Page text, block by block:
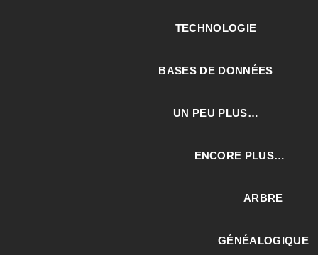
TECHNOLOGIE
BASES DE DONNÉES
UN PEU PLUS…
ENCORE PLUS…
ARBRE
GÉNÉALOGIQUE